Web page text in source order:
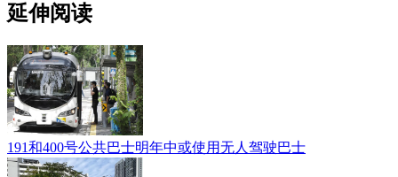
延伸阅读
191和400号公共巴士明年中或使用无人驾驶巴士